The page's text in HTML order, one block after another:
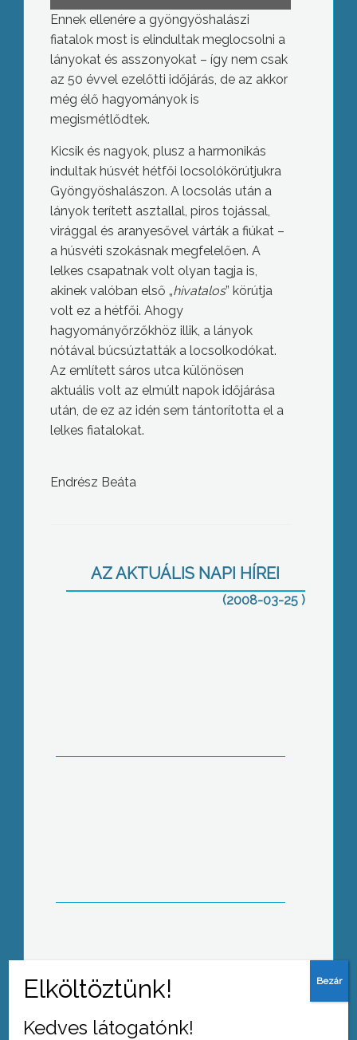
Ennek ellenére a gyöngyöshalászi
fiatalok most is elindultak meglocsolni a
lányokat és asszonyokat – így nem csak
az 50 évvel ezelőtti időjárás, de az akkor
még élő hagyományok is
megismétlődtek.
Kicsik és nagyok, plusz a harmonikás
indultak húsvét hétfői locsolókörútjukra
Gyöngyöshalászon. A locsolás után a
lányok terített asztallal, piros tojással,
virággal és aranyesővel várták a fiúkat –
a húsvéti szokásnak megfelelően. A
lelkes csapatnak volt olyan tagja is,
akinek valóban első „hivatalos” körútja
volt ez a hétfői. Ahogy
hagyományőrzőkhöz illik, a lányok
nótával búcsúztatták a locsolkodókat.
Az említett sáros utca különösen
aktuális volt az elmúlt napok időjárása
után, de ez az idén sem tántorította el a
lelkes fiatalokat.
Endrész Beáta
AZ AKTUÁLIS NAPI HÍREI
(2008-03-25 )
szabású koncertje az elmúlt hétvégén
Egy rendkívüli közgyűlés keretein belül
ma szerződést kötött a Heves megyei
Kedves látogatónk!